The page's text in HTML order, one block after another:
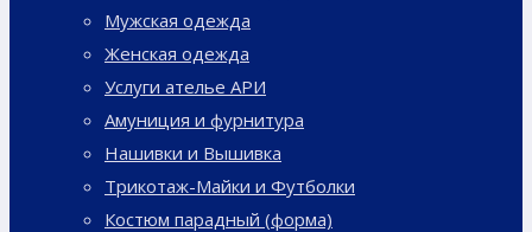
Мужская одежда
Женская одежда
Услуги ателье АРИ
Амуниция и фурнитура
Нашивки и Вышивка
Трикотаж-Майки и Футболки
Костюм парадный (форма)